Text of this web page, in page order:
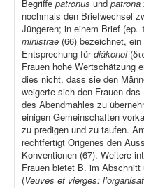
Begriffe patronus und patrona
nochmals den Briefwechsel
Jüngeren; in einem Brief (ep.
ministrae (66) bezeichnet,
Entsprechung fürdiákonoi
Frauen hohe Wertschätzung
dies nicht, dass sie den
weigerte sich den Frauen
des Abendmahles zu
einigen Gemeinschaften
zu predigen und zu taufen.
rechtfertigt Origenes den
Konventionen (67). Weitere
Frauen bietet B. im
(Veuves et vierges: